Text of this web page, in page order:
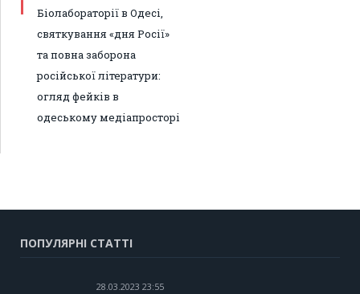
Біолабораторії в Одесі,
святкування «дня Росії»
та повна заборона
російської літератури:
огляд фейків в
одеському медіапросторі
ПОПУЛЯРНІ СТАТТІ
28.03.2023 23:55